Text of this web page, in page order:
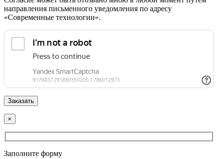
направления письменного уведомления по адресу
«Современные технологии».
×
Заполните форму